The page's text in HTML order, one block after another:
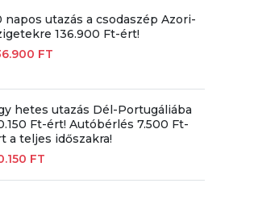
napos utazás a csodaszép Azori-
136.900 Ft-ért!
FT
hetes utazás Dél-Portugáliába
Ft-ért! Autóbérlés 7.500 Ft-
a teljes időszakra!
FT